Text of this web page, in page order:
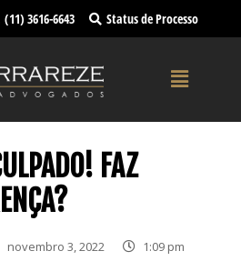
(11) 3616-6643 Status de Processo
FAZ
novembro 3, 2022
1:09 pm